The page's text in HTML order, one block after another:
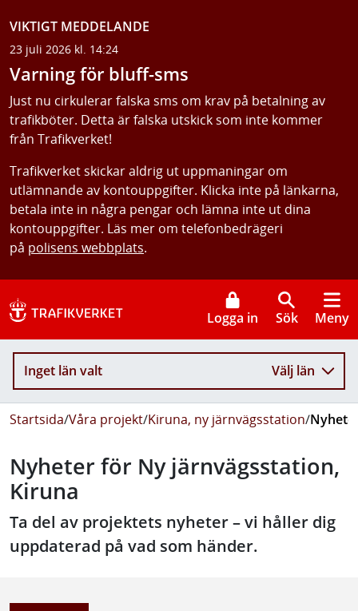
VIKTIGT MEDDELANDE
23 juli 2026 kl. 14:24
Varning för bluff-sms
Just nu cirkulerar falska sms om krav på betalning av
trafikböter. Detta är falska utskick som inte kommer
från Trafikverket!
Trafikverket skickar aldrig ut uppmaningar om
utlämnande av kontouppgifter. Klicka inte på länkarna,
betala inte in några pengar och lämna inte ut dina
kontouppgifter. Läs mer om telefonbedrägeri
på polisens webbplats.
Logga in Sök Meny
Inget län valt Välj län
Startsida/Våra projekt/Kiruna, ny järnvägsstation/
Nyheter för Ny järnvägsstation,
Kiruna
Ta del av projektets nyheter – vi håller dig
uppdaterad på vad som händer.